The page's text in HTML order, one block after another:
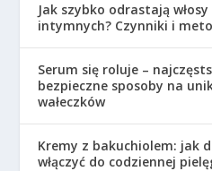
Jak szybko odrastają
intymnych? Czynniki i
Serum się roluje –
bezpieczne sposoby na
wałeczków
Kremy z bakuchiolem: jak
włączyć do codziennej